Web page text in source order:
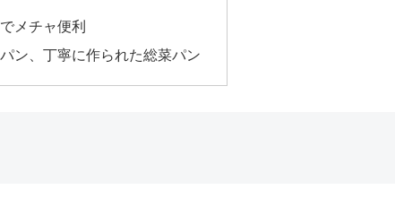
メチャ便利
ン、丁寧に作られた総菜パン